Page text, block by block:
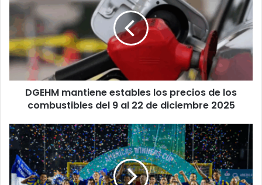
estables
precios
de
los
combustibles
del
de
diciembre
2025
DGEHM mantiene estables los precios de los
combustibles del 9 al 22 de diciembre 2025
São
Pedro
se
consagra
tricampeón